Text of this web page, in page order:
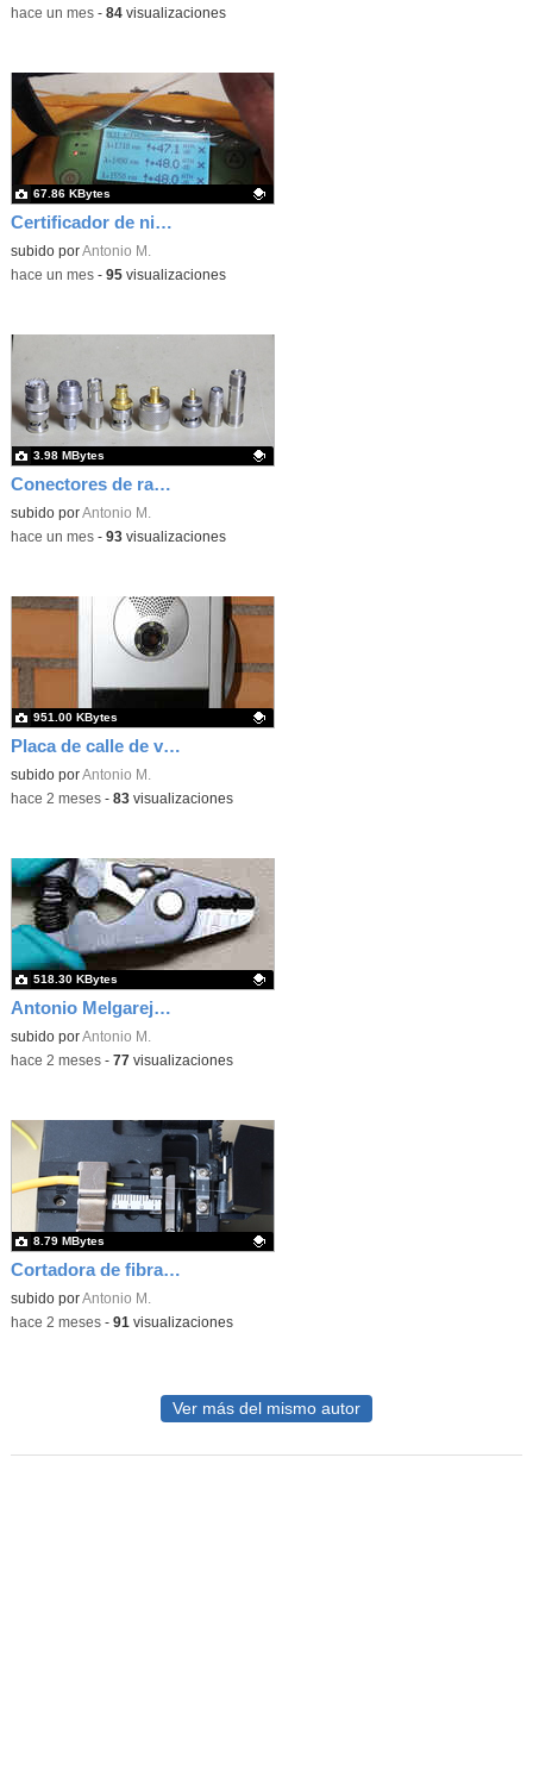
-hace un mes- 84visualizaciones
Certificador de niveles de señal de fibra óptica
Contenido educativo.
subido porAntonio M.
67.86 KBytes
-hace un mes- 95visualizaciones
Conectores de radiofrecuencia para telecomunicaciones
Contenido educativo.
subido porAntonio M.
3.98 MBytes
-hace un mes- 93visualizaciones
Placa de calle de videoportero comunitario
Contenido educativo.
subido porAntonio M.
951.00 KBytes
-hace 2 meses- 83visualizaciones
Antonio Melgarejo Peña
Contenido educativo.
subido porAntonio M.
518.30 KBytes
-hace 2 meses- 77visualizaciones
Cortadora de fibra óptica
Contenido educativo.
subido porAntonio M.
8.79 MBytes
-hace 2 meses- 91 visualizaciones
Ver más del mismo autor